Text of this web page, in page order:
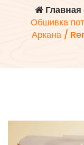
Главная
Обшивка
Аркана /